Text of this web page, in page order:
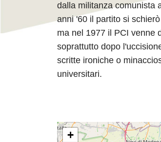
dalla militanza comunista
anni '60 il partito si
ma nel 1977 il PCI venne
soprattutto dopo
scritte ironiche o
universitari.
+